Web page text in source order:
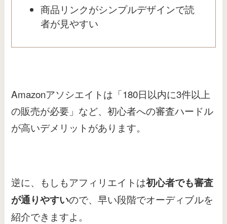
商品リンクがシンプルデザインで読
者が見やすい
Amazonアソシエイトは「180日以内に3件以上
の販売が必要」など、初心者への審査ハードル
が高いデメリットがあります。
逆に、もしもアフィリエイトは初心者でも審査
が通りやすいので、早い段階でオーディブルを
紹介できますよ。